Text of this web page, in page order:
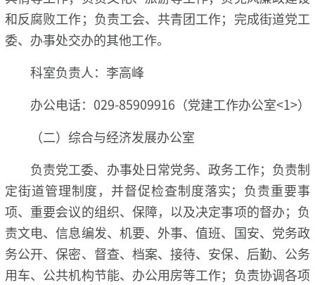
和反腐败工作；负责工会、共青团工作；完成街道党工
委、办事处交办的其他工作。
科室负责人：李高峰
办公电话：029-85909916（党建工作办公室<1>）
（二）综合与经济发展办公室
负责党工委、办事处日常党务、政务工作；负责制
定街道管理制度，并督促检查制度落实；负责重要事
项、重要会议的组织、保障，以及决定事项的督办；负
责文电、信息编发、机要、外事、值班、国安、党务政
务公开、保密、督查、档案、接待、安保、后勤、公务
用车、公共机构节能、办公用房等工作；负责协调各项